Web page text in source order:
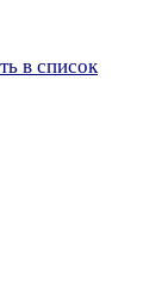
в список